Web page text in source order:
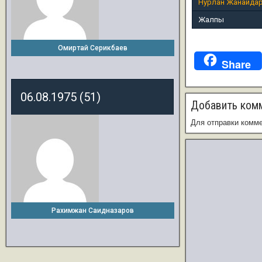
Нурлан
Жалпы
Share
Добавить
Для отправки
Омиртай Серикбаев
06.08.1975 (51)
Рахимжан Саидназаров